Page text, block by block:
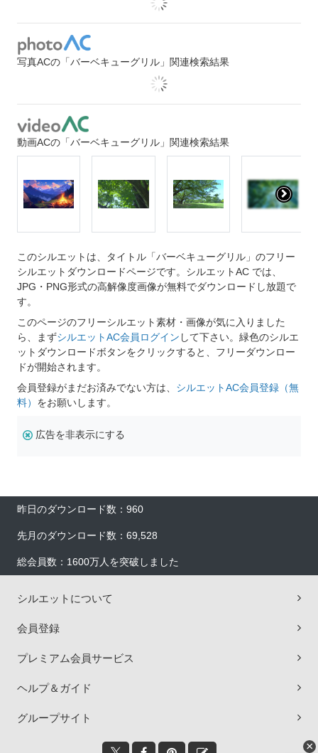
写真ACの「バーベキューグリル」関連検索結果
動画ACの「バーベキューグリル」関連検索結果
このシルエットは、タイトル「バーベキューグリル」のフリー
シルエットダウンロードページです。シルエットAC では、
JPG・PNG形式の高解像度画像が無料でダウンロードし放題で
す。
このページのフリーシルエット素材・画像が気に入りました
ら、まずシルエットAC会員ログイン して下さい。緑色のシルエ
ットダウンロードボタンをクリックすると、フリーダウンロー
ドが開始されます。
会員登録がまだお済みでない方は、 シルエットAC会員登録（無
料） をお願いします。
広告を非表示にする
昨日のダウンロード数：960
先月のダウンロード数：69,528
総会員数：1600万人を突破しました
シルエットについて
会員登録
プレミアム会員サービス
ヘルプ＆ガイド
グループサイト
×